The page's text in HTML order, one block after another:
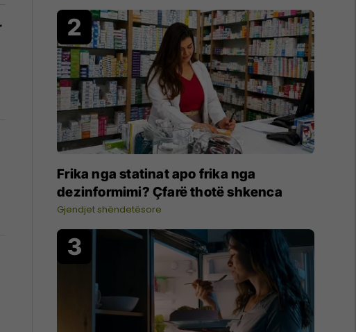
Frika nga statinat apo frika nga
dezinformimi? Çfarë thotë shkenca
Gjendjet shëndetësore